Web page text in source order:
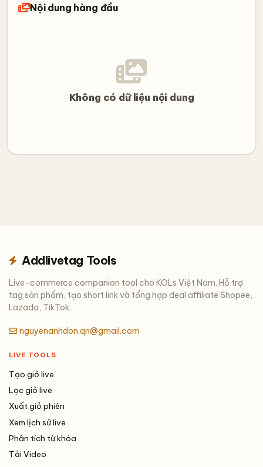
Nội dung hàng đầu
Không có dữ liệu nội dung
Addlivetag Tools
Live-commerce companion tool cho KOLs Việt Nam. Hỗ trợ
tag sản phẩm, tạo short link và tổng hợp deal affiliate Shopee,
Lazada, TikTok.
nguyenanhdon.qn@gmail.com
LIVE TOOLS
Tạo giỏ live
Lọc giỏ live
Xuất giỏ phiên
Xem lịch sử live
Phân tích từ khóa
Tải Video